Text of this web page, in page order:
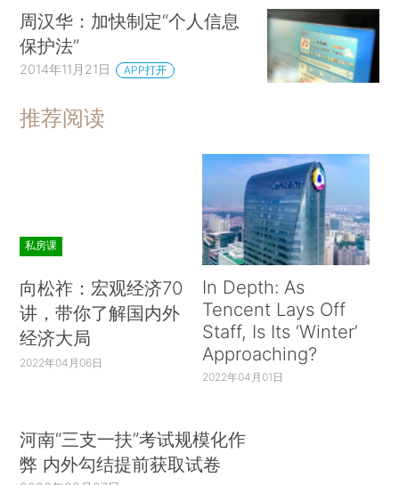
周汉华：加快制定“个人信息
保护法”
2014年11月21日 APP打开
推荐阅读
私房课
向松祚：宏观经济70
讲，带你了解国内外
经济大局
2022年04月06日
In Depth: As
Tencent Lays Off
Staff, Is Its ‘Winter’
Approaching?
2022年04月01日
河南“三支一扶”考试规模化作
弊 内外勾结提前获取试卷